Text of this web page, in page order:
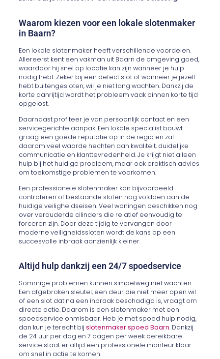
Waarom kiezen voor een lokale slotenmaker
in Baarn?
Een lokale slotenmaker heeft verschillende voordelen.
Allereerst kent een vakman uit Baarn de omgeving goed,
waardoor hij snel op locatie kan zijn wanneer je hulp
nodig hebt. Zeker bij een defect slot of wanneer je jezelf
hebt buitengesloten, wil je niet lang wachten. Dankzij de
korte aanrijtijd wordt het probleem vaak binnen korte tijd
opgelost.
Daarnaast profiteer je van persoonlijk contact en een
servicegerichte aanpak. Een lokale specialist bouwt
graag een goede reputatie op in de regio en zal
daarom veel waarde hechten aan kwaliteit, duidelijke
communicatie en klanttevredenheid. Je krijgt niet alleen
hulp bij het huidige probleem, maar ook praktisch advies
om toekomstige problemen te voorkomen.
Een professionele slotenmaker kan bijvoorbeeld
controleren of bestaande sloten nog voldoen aan de
huidige veiligheidseisen. Veel woningen beschikken nog
over verouderde cilinders die relatief eenvoudig te
forceren zijn. Door deze tijdig te vervangen door
moderne veiligheidssloten wordt de kans op een
succesvolle inbraak aanzienlijk kleiner.
Altijd hulp dankzij een 24/7 spoedservice
Sommige problemen kunnen simpelweg niet wachten.
Een afgebroken sleutel, een deur die niet meer open wil
of een slot dat na een inbraak beschadigd is, vraagt om
directe actie. Daarom is een slotenmaker met een
spoedservice onmisbaar. Heb je met spoed hulp nodig,
dan kun je terecht bijslotenmaker spoed Baarn. Dankzij
de 24 uur per dag en 7 dagen per week bereikbare
service staat er altijd een professionele monteur klaar
om snel in actie te komen.